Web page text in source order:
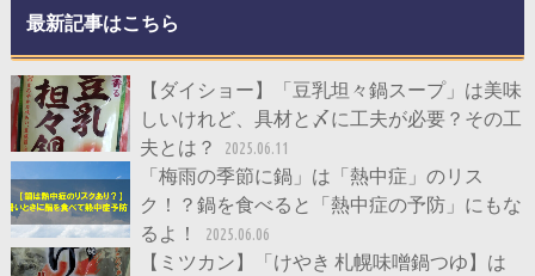
最新記事はこちら
【ダイショー】「豆乳坦々鍋スープ」は美味
しいけれど、具材と〆に工夫が必要？その工
夫とは？
2025.06.11
「梅雨の季節に鍋」は「熱中症」のリス
ク！？鍋を食べると「熱中症の予防」にもな
るよ！
2025.06.06
【ミツカン】「けやき 札幌味噌鍋つゆ】は